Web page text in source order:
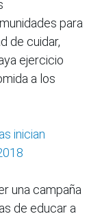
para
de cuidar,
ejercicio
a los
inician
una campaña
de educar a